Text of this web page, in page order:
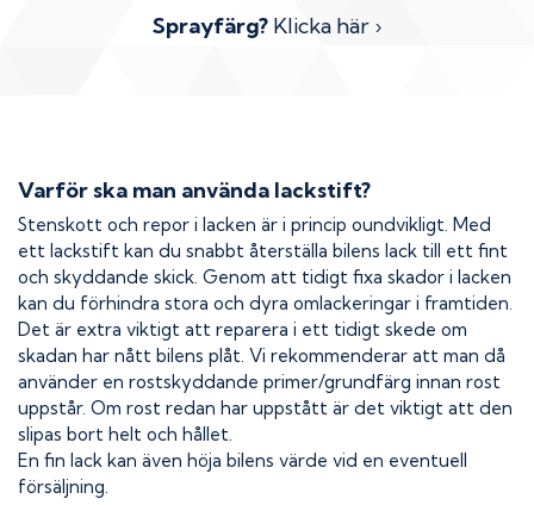
Sprayfärg? Klicka här ›
Varför ska man använda lackstift?
Stenskott och repor i lacken är i princip oundvikligt. Med
ett lackstift kan du snabbt återställa bilens lack till ett fint
och skyddande skick. Genom att tidigt fixa skador i lacken
kan du förhindra stora och dyra omlackeringar i framtiden.
Det är extra viktigt att reparera i ett tidigt skede om
skadan har nått bilens plåt. Vi rekommenderar att man då
använder en rostskyddande primer/grundfärg innan rost
uppstår. Om rost redan har uppstått är det viktigt att den
slipas bort helt och hållet.
En fin lack kan även höja bilens värde vid en eventuell
försäljning.